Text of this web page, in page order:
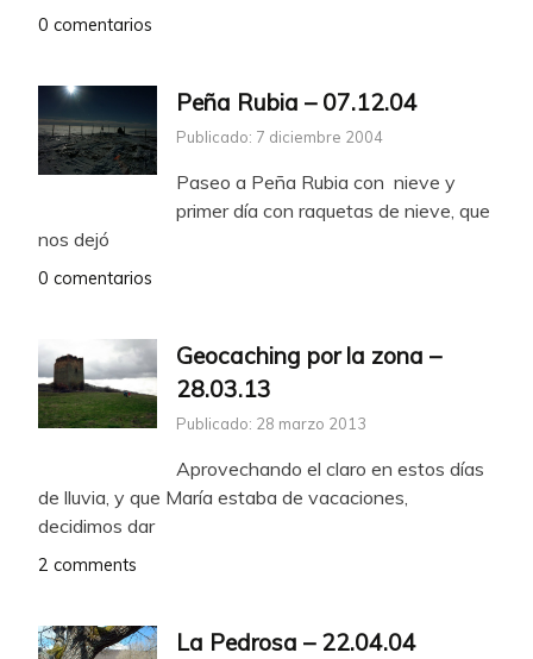
0 comentarios
Peña Rubia – 07.12.04
Publicado: 7 diciembre 2004
Paseo a Peña Rubia con nieve y
primer día con raquetas de nieve, que
nos dejó
0 comentarios
Geocaching por la zona –
28.03.13
Publicado: 28 marzo 2013
Aprovechando el claro en estos días
de lluvia, y que María estaba de vacaciones,
decidimos dar
2 comments
La Pedrosa – 22.04.04